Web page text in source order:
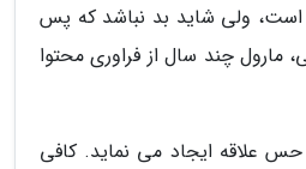
ولی شاید بد نباشد که پس
چند سال از فراوری محتوا
علاقه ایجاد می نماید. کافی